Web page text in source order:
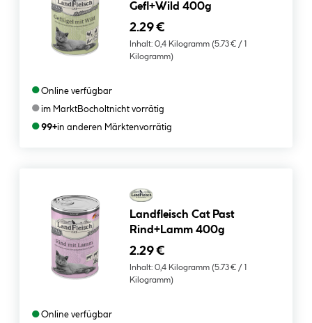
Gefl+Wild 400g
2.29 €
Inhalt: 0,4 Kilogramm (5.73 € / 1
Kilogramm)
●Online verfügbar
●im MarktBocholtnicht vorrätig
●99+in anderen Märktenvorrätig
Landfleisch Cat Past
Rind+Lamm 400g
2.29 €
Inhalt: 0,4 Kilogramm (5.73 € / 1
Kilogramm)
●Online verfügbar